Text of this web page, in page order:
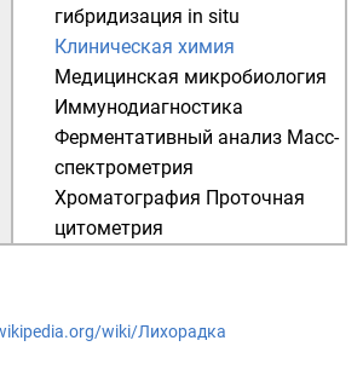
гибридизация in situ
Клиническая химия
Медицинская микробиология
Иммунодиагностика
Ферментативный анализ Масс-
спектрометрия
Хроматография Проточная
цитометрия
wiki/Лихорадка